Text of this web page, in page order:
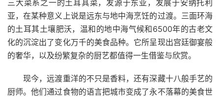
三大菜系之一的土耳其菜，发源于东亚，发展于安纳托利
亚，在某种意义上说是远东与地中海烹饪的过渡。三面环海
的土耳其土壤肥沃，温和的地中海气候和6500年的古老文
化的沉淀出了变化万千的美食品种。它所呈现出宫廷御宴般
的奢华，以及纷繁复杂的厨艺都值得一生借鉴与欣赏。
现今，远渡重洋的不只是香料，还有深藏十八般手艺的
厨师。他们通过食物的语言把城市变成了永不落幕的美食世